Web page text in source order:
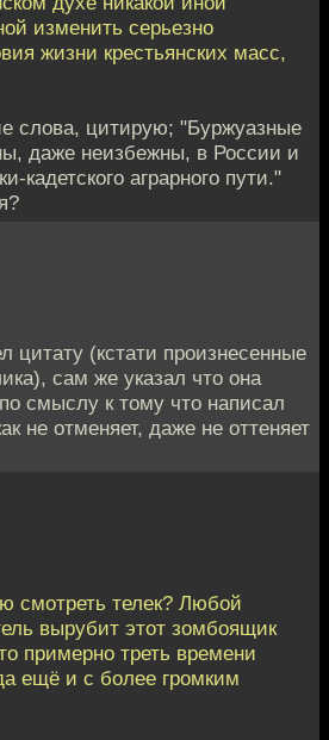
изменить серьезно
жизни крестьянских масс,
слова, цитирую; "Буржуазные
даже неизбежны, в России и
кадетского аграрного пути."
цитату (кстати произнесенные
сам же указал что она
смыслу к тому что написал
не отменяет, даже не оттеняет
смотреть телек? Любой
вырубит этот зомбоящик
примерно треть времени
ещё и с более громким